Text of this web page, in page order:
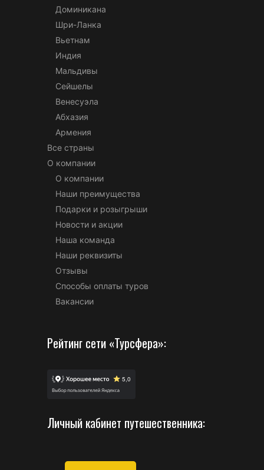
Доминикана
Шри-Ланка
Вьетнам
Индия
Мальдивы
Сейшелы
Венесуэла
Абхазия
Армения
Все страны
О компании
О компании
Наши преимущества
Подарки и розыгрыши
Новости и акции
Наша команда
Наши реквизиты
Отзывы
Способы оплаты туров
Вакансии
Рейтинг сети «Турсфера»:
Личный кабинет путешественника: